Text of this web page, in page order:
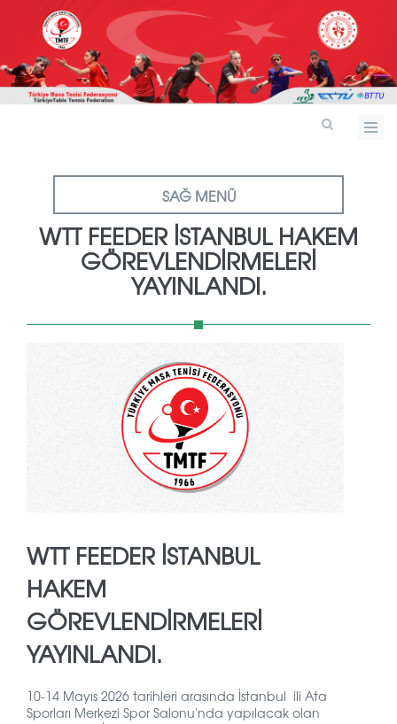
SAĞ MENÜ
WTT FEEDER İSTANBUL HAKEM
GÖREVLENDIRMELERI
YAYINLANDI.
WTT FEEDER İSTANBUL
HAKEM
GÖREVLENDIRMELERI
YAYINLANDI.
10-14 Mayıs 2026 tarihleri arasında İstanbul ili Ata
Sporları Merkezi Spor Salonu'nda yapılacak olan